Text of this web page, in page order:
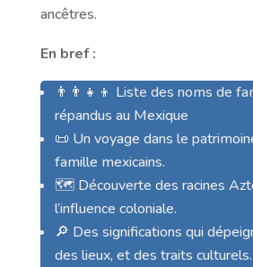
ancêtres.
En bref :
👨‍👨‍👧‍👦 Liste des noms de
répandus au Mexique
📜 Un voyage dans le
famille mexicains.
🗺️ Découverte des racines
l’influence coloniale.
🔎 Des significations qui
des lieux, et des traits culturels.